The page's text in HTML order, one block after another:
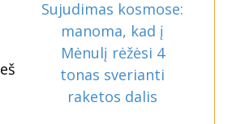
Sujudimas kosmose:
manoma, kad į
Mėnulį rėžėsi 4
tonas sverianti
raketos dalis